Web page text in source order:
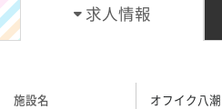
求人情報
施設名 オフイク八潮